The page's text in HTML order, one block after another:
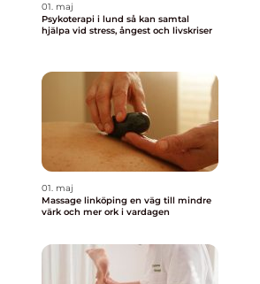
01. maj
Psykoterapi i lund så kan samtal
hjälpa vid stress, ångest och livskriser
01. maj
Massage linköping en väg till mindre
värk och mer ork i vardagen